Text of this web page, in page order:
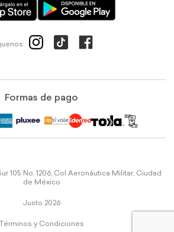
Formas de pago
105 No. 1206, Col Aeronáutica Militar, Ciudad
de México
Justo 2026
Términos y Condiciones